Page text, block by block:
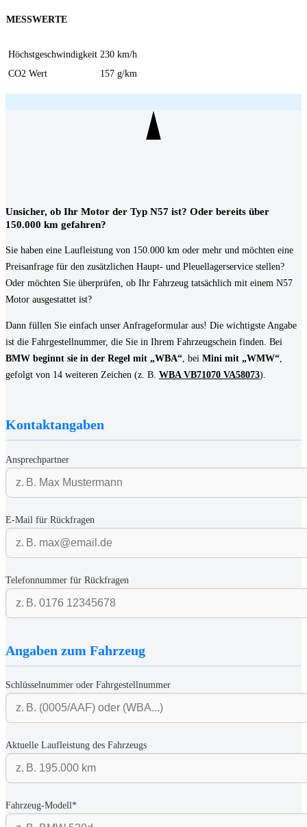
MESSWERTE
Höchstgeschwindigkeit 230 km/h
CO2 Wert
157 g/km
Unsicher, ob Ihr Motor der Typ N57 ist? Oder bereits über
150.000 km gefahren?
Sie haben eine Laufleistung von 150.000 km oder mehr und möchten eine
Preisanfrage für den zusätzlichen Haupt- und Pleuellagerservice stellen?
Oder möchten Sie überprüfen, ob Ihr Fahrzeug tatsächlich mit einem N57
Motor ausgestattet ist?
Dann füllen Sie einfach unser Anfrageformular aus! Die wichtigste Angabe
ist die Fahrgestellnummer, die Sie in Ihrem Fahrzeugschein finden. Bei
BMW beginnt sie in der Regel mit „WBA“ , bei Mini mit „WMW“
gefolgt von 14 weiteren Zeichen (z. B. WBA VB71070 VA58073).
Kontaktangaben
Ansprechpartner
E-Mail für Rückfragen
Telefonnummer für Rückfragen
Angaben zum Fahrzeug
Schlüsselnummer oder Fahrgestellnummer
Aktuelle Laufleistung des Fahrzeugs
Fahrzeug-Modell*